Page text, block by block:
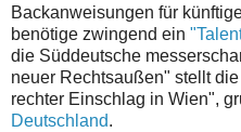
Backanweisungen für
benötige zwingend ein
die Süddeutsche
neuer Rechtsaußen" stellt die
rechter Einschlag in Wien",
Deutschland.